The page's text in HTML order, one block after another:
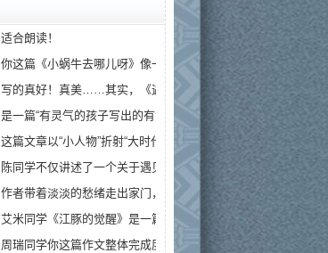
适合朗读！
你这篇《小蜗牛去哪儿呀》像一阵温柔的春风，读...
写的真好！真美……其实，《遇见》藏着一个更深的...
是一篇“有灵气的孩子写出的有温度的文章”。
这篇文章以“小人物”折射“大时代”，通过生活化...
陈同学不仅讲述了一个关于遇见流浪狗的故事...
作者带着淡淡的愁绪走出家门，趁着月色出来散...
艾米同学《江豚的觉醒》是一篇情感细腻、寓意深...
周瑞同学你这篇作文整体完成度较高，情感真挚...